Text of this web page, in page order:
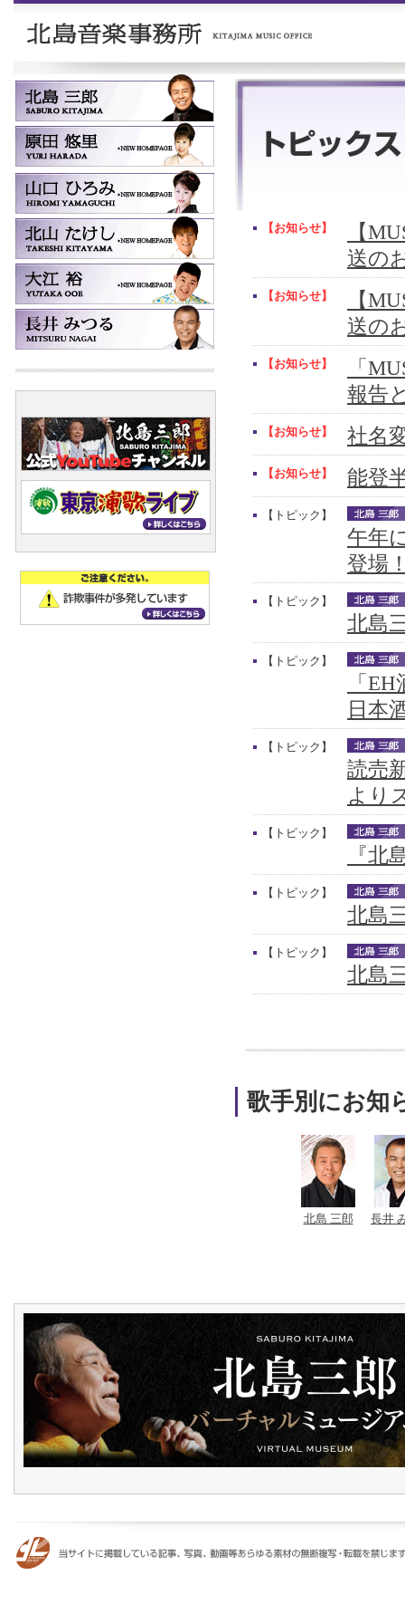
【お知らせ】
【
送の
【お知らせ】
【
送の
【お知らせ】
「
報告
【お知らせ】 社名
【お知らせ】 能登
【トピック】
午年
登場
【トピック】
北島
【トピック】
「
日本
【トピック】
読売
より
【トピック】
『北
【トピック】
北島
【トピック】
北島
歌手別にお知
北島 三郎 長井